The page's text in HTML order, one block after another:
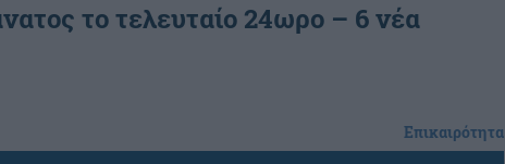
το τελευταίο 24ωρο – 6 νέα
Επικαιρότητα